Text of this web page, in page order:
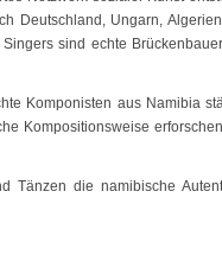
Deutschland, Ungarn,
sind echte
Komponisten aus Namibia
Kompositionsweise
Tänzen die namibische